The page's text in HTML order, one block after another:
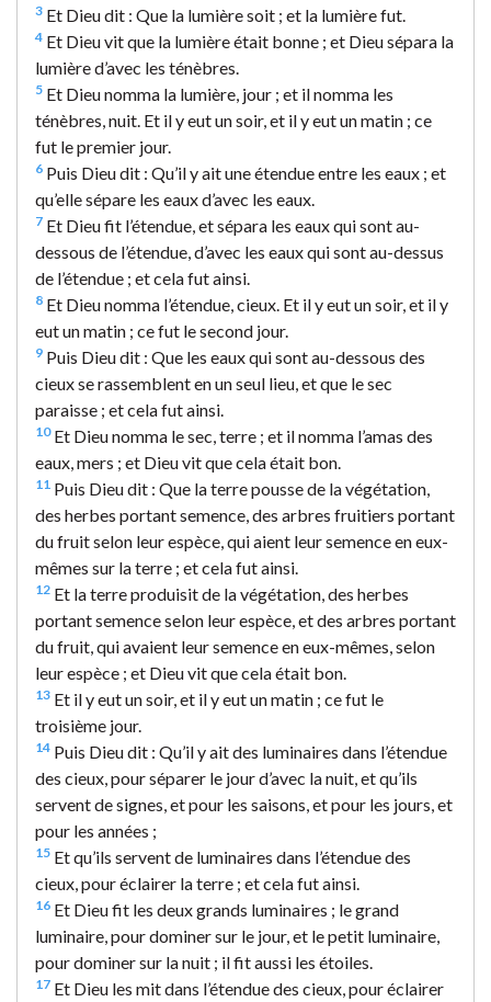
3 Et Dieu dit : Que la lumière soit ; et la lumière fut.
4 Et Dieu vit que la lumière était bonne ; et Dieu sépara la
lumière d’avec les ténèbres.
5 Et Dieu nomma la lumière, jour ; et il nomma les
ténèbres, nuit. Et il y eut un soir, et il y eut un matin ; ce
fut le premier jour.
6 Puis Dieu dit : Qu’il y ait une étendue entre les eaux ; et
qu’elle sépare les eaux d’avec les eaux.
7 Et Dieu fit l’étendue, et sépara les eaux qui sont au-
dessous de l’étendue, d’avec les eaux qui sont au-dessus
de l’étendue ; et cela fut ainsi.
8 Et Dieu nomma l’étendue, cieux. Et il y eut un soir, et il y
eut un matin ; ce fut le second jour.
9 Puis Dieu dit : Que les eaux qui sont au-dessous des
cieux se rassemblent en un seul lieu, et que le sec
paraisse ; et cela fut ainsi.
10Et Dieu nomma le sec, terre ; et il nomma l’amas des
eaux, mers ; et Dieu vit que cela était bon.
11 Puis Dieu dit : Que la terre pousse de la végétation,
des herbes portant semence, des arbres fruitiers portant
du fruit selon leur espèce, qui aient leur semence en eux-
mêmes sur la terre ; et cela fut ainsi.
12 Et la terre produisit de la végétation, des herbes
portant semence selon leur espèce, et des arbres portant
du fruit, qui avaient leur semence en eux-mêmes, selon
leur espèce ; et Dieu vit que cela était bon.
13 Et il y eut un soir, et il y eut un matin ; ce fut le
troisième jour.
14 Puis Dieu dit : Qu’il y ait des luminaires dans l’étendue
des cieux, pour séparer le jour d’avec la nuit, et qu’ils
servent de signes, et pour les saisons, et pour les jours, et
pour les années ;
15 Et qu’ils servent de luminaires dans l’étendue des
cieux, pour éclairer la terre ; et cela fut ainsi.
16 Et Dieu fit les deux grands luminaires ; le grand
luminaire, pour dominer sur le jour, et le petit luminaire,
pour dominer sur la nuit ; il fit aussi les étoiles.
17 Et Dieu les mit dans l’étendue des cieux, pour éclairer